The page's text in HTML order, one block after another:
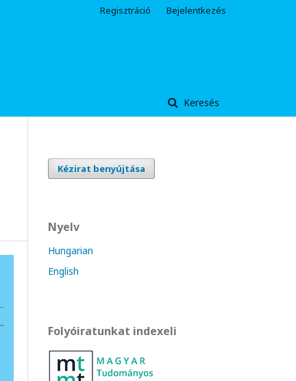
Keresés
Regisztráció Bejelentkezés
Kézirat benyújtása
Nyelv
Hungarian
English
Folyóiratunkat indexeli